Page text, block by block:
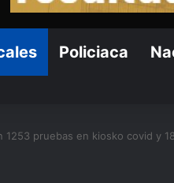
Policiaca
1253 pruebas en kiosko covid y